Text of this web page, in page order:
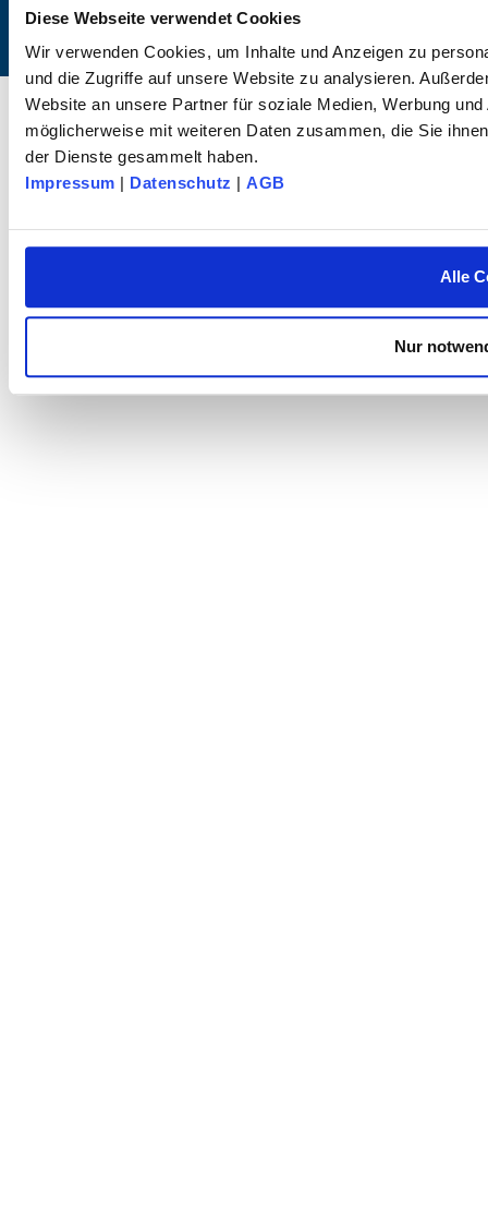
Diese Webseite verwendet Cookies
Wir verwenden Cookies, um Inhalte und Anzeigen zu
und die Zugriffe auf unsere Website zu analysieren.
Website an unsere Partner für soziale Medien, Werbung
möglicherweise mit weiteren Daten zusammen, die Sie
der Dienste gesammelt haben.
Impressum | Datenschutz | AGB
Alle
Nur
© 2025 dk FIXIERSYSTEME GmbH & Co. KG – Tous droits réservés.